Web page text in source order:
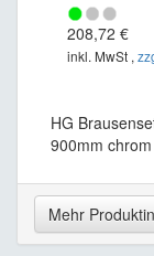
208,72 €
inkl. MwSt ,
HG
900mm chrom
Mehr